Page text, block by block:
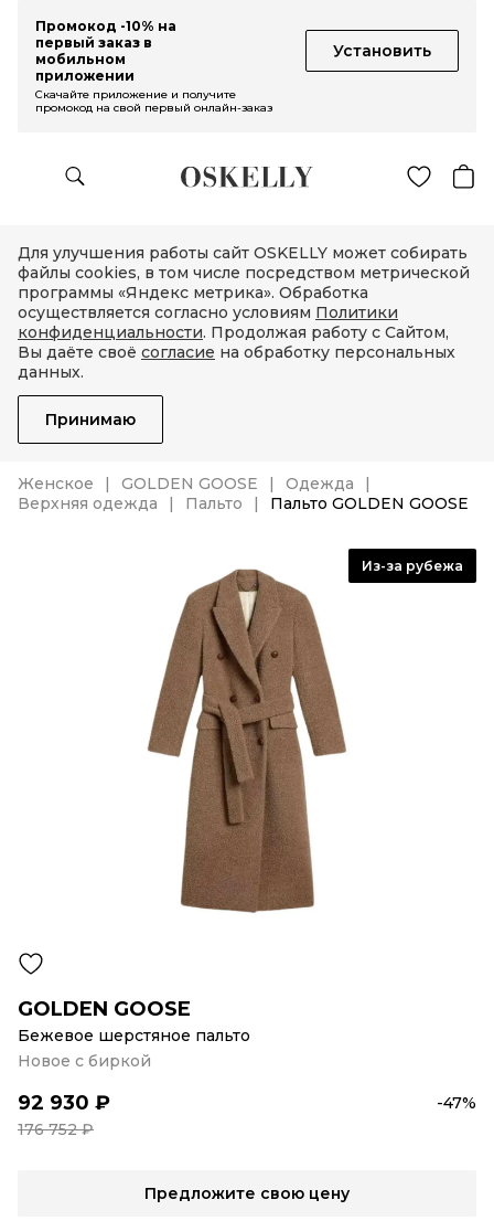
Промокод -10% на
первый заказ в
мобильном
приложении
Установить
Скачайте приложение и получите
промокод на свой первый онлайн-заказ
Для улучшения работы сайт OSKELLY может собирать
файлы cookies, в том числе посредством метрической
программы «Яндекс метрика». Обработка
осуществляется согласно условиям Политики
конфиденциальности. Продолжая работу с Сайтом,
Вы даёте своё согласие на обработку персональных
данных.
Принимаю
Женское GOLDEN GOOSE
Одежда
Верхняя одежда
Пальто Пальто GOLDEN GOOSE
Из-за рубежа
GOLDEN GOOSE
Бежевое шерстяное пальто
Новое с биркой
92 930 ₽
-47%
176 752 ₽
Предложите свою цену